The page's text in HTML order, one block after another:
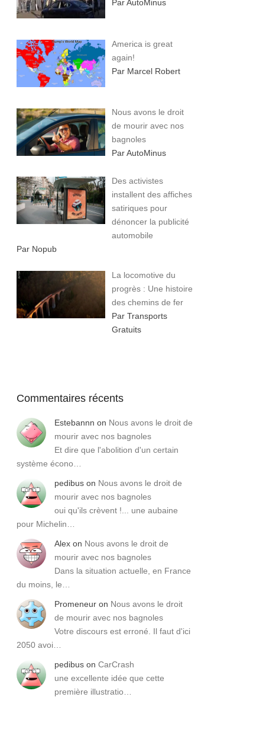
Par AutoMinus
America is great
again!
Par Marcel Robert
Nous avons le droit
de mourir avec nos
bagnoles
Par AutoMinus
Des activistes
installent des affiches
satiriques pour
dénoncer la publicité
automobile
Par Nopub
La locomotive du
progrès : Une histoire
des chemins de fer
Par Transports
Gratuits
Commentaires récents
Estebannn on Nous avons le droit de
mourir avec nos bagnoles
Et dire que l'abolition d'un certain
système écono…
pedibus on Nous avons le droit de
mourir avec nos bagnoles
oui qu'ils crèvent !... une aubaine
pour Michelin…
Alex on Nous avons le droit de
mourir avec nos bagnoles
Dans la situation actuelle, en France
du moins, le…
Promeneur on Nous avons le droit
de mourir avec nos bagnoles
Votre discours est erroné. Il faut d'ici
2050 avoi…
pedibus on CarCrash
une excellente idée que cette
première illustratio…